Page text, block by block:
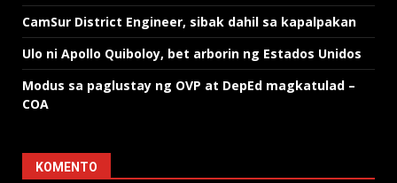
CamSur District Engineer, sibak dahil sa kapalpakan
Ulo ni Apollo Quiboloy, bet arborin ng Estados Unidos
Modus sa paglustay ng OVP at DepEd magkatulad –
COA
KOMENTO